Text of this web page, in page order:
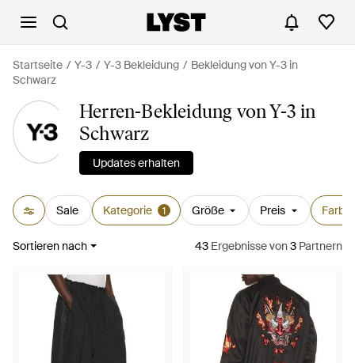
Startseite Y-3 Y-3 Bekleidung
Bekleidung von Y-3 in
Schwarz
Herren-Bekleidung von Y-3 in
Schwarz
Updates erhalten
Sale Kategorie 1 Größe Preis Farbe
Sortieren nach 43 Ergebnissevon3 Partnern